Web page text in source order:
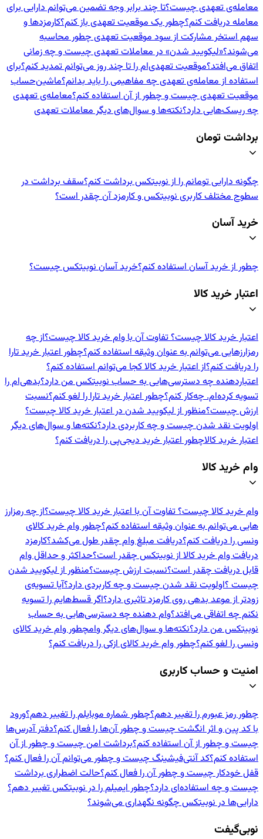
معامله‌ی تعهدی چیست؟تا چند برابر وجه تضمین می‌توانم دارایی برای
معامله دریافت کنم؟چطور یک موقعیت تعهدی باز کنم؟کارمزدها و
سهم استخر مشارکت از سود موقعیت تعهدی چطور محاسبه
می‌شوند؟«لیکویید شدن» در معاملات تعهدی چیست و چه زمانی
اتفاق می‌افتد؟موقعیت تعهدی‌ام را تا چند روز می‌توانم تمدید کنم؟برای
استفاده از معامله‌ی تعهدی چه مفاهیمی را باید بدانم؟ماشین‌حساب
موقعیت تعهدی چیست و چطور از آن استفاده کنم؟معامله‌ی تعهدی
چه ریسک‌هایی دارد؟نکته‌ها و سوال‌های دیگر معاملات تعهدی
برداشت تومان
چگونه دارایی تومانم را از نوبیتکس برداشت کنم؟سقف برداشت در
سطوح مختلف کاربری نوبیتکس و کارمزد آن چقدر است؟
خرید آسان
چطور از خرید آسان استفاده کنم؟خرید آسان نوبیتکس چیست؟
اعتبار خرید کالا
اعتبار خرید کالا چیست؟ تفاوت آن با وام خرید کالا چیست؟از چه
رمزارزهایی می‌توانم به عنوان وثیقه استفاده کنم؟چطور اعتبار خرید تارا
را دریافت کنم؟از اعتبار خرید کالا کجا می‌توانم استفاده کنم؟
اعتباردهنده‌ چه دسترسی‌هایی به حساب نوبیتکس من دارد؟بدهی‌ام را
تسویه کرده‌ام. چه‌کار کنم؟چطور اعتبار خرید تارا را لغو کنم؟نسبت
ارزش چیست؟منظور از لیکویید شدن در اعتبار خرید کالا چیست؟
اولویت نقد شدن چیست و چه کاربردی دارد؟نکته‌ها و سوال‌های دیگر
اعتبار خرید کالاچطور اعتبار خرید دیجی‌پی را دریافت کنم؟
وام خرید کالا
وام خرید کالا چیست؟ تفاوت آن با اعتبار خرید کالا چیست؟از چه رمزارز
هایی می‌توانم به عنوان وثیقه استفاده کنم؟چطور وام خرید کالای
ونسی را دریافت کنم؟دریافت مبلغ وام چقدر طول می‌کشد؟کارمزد
دریافت وام خرید کالا از نوبیتکس چقدر است؟حداکثر و حداقل وام
قابل دریافت چقدر است؟نسبت ارزش چیست؟منظور از لیکویید شدن
چیست ؟اولویت نقد شدن چیست و چه کاربردی دارد؟آیا تسویه‌ی
زودتر از موعد بدهی روی کارمزد تاثیری دارد؟اگر قسط‌هایم را تسویه
نکنم چه اتفاقی می‌افتد؟وام دهنده‌ چه دسترسی‌هایی به حساب
نوبیتکس من دارد؟نکته‌ها و سوال‌های دیگر وامچطور وام خرید کالای
ونسی را لغو کنم؟چطور وام خرید کالای ازکی را دریافت کنم؟
امنیت و حساب کاربری
چطور رمز عبورم را تغییر دهم؟چطور شماره موبایلم را تغییر دهم؟ورود
با کد پین و اثر انگشت چیست و چطور آن‌ها را فعال کنم؟دفتر آدرس‌ها
چیست و چطور از آن استفاده کنم؟برداشت امن چیست و چطور از آن
استفاده کنم؟کد آنتی‌فیشینگ چیست و چطور می‌توانم آن را فعال کنم؟
قفل خودکار چیست و چطور آن را فعال کنم؟حالت اضطراری برداشت
چیست و چه استفاده‌ای دارد؟چطور ایمیلم را در نوبیتکس تغییر دهم؟
دارایی‌ها در نوبیتکس چگونه نگهداری می‌شوند؟
نوبی‌گیفت